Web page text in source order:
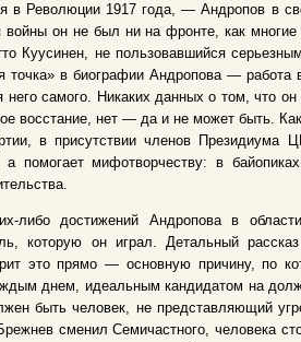
в Революции 1917 года, — Андропов в
он не был ни на фронте, как
Куусинен, не пользовавшийся
точка» в биографии Андропова —
самого. Никаких данных о том, что
восстание, нет — да и не может быть.
в присутствии членов
помогает мифотворчеству: в
либо достижений Андропова в области
которую он играл. Детальный
это прямо — основную причину, по
днем, идеальным кандидатом на
быть человек, не представляющий
сменил Семичастного, человека